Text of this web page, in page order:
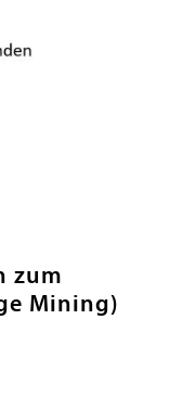
zum
Mining)